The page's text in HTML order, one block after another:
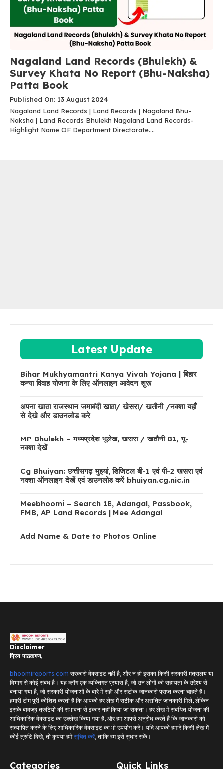
Nagaland Land Records (Bhulekh) &
Survey Khata No Report (Bhu-Naksha)
Patta Book
Published On: 13 August 2024
Nagaland Land Records | Land Records | Nagaland Bhu-
Naksha | Land Records Bhulekh Nagaland Land Records-
Highlight Name OF Department Directorate....
Latest Update
Bihar Mukhyamantri Kanya Vivah Yojana | बिहार
कन्या विवाह योजना के लिए ऑनलाइन आवेदन शुरू
अपना खाता राजस्थान जमाबंदी खाता/ खेसरा/ खतौनी /नक्शा यहाँ
से देखे और डाउनलोड करे
MP Bhulekh – मध्यप्रदेश भूलेख, खसरा / खतौनी B1, भू-
नक्शा देखें
Cg Bhuiyan: छत्तीसगढ़ भुइयां, डिजिटल बी-1 एवं पी-2 खसरा एवं
नक्शा ऑनलाइन देखें एवं डाउनलोड करें bhuiyan.cg.nic.in
Meebhoomi – Search 1B, Adangal, Passbook,
FMB, AP Land Records | Mee Adangal
Add Name & Date to Photos Online
Disclaimer
प्रिय पाठकगण,
bhoomireports.com सरकारी वेबसाइट नहीं है, और न ही इसका किसी सरकारी मंत्रालय या
विभाग से कोई संबंध है। यह ब्लॉग एक व्यक्तिगत प्रयास है, जो उन लोगों की सहायता के उद्देश्य से
बनाया गया है, जो सरकारी योजनाओं के बारे में सही और सटीक जानकारी प्राप्त करना चाहते हैं।
हमारी टीम पूरी कोशिश करती है कि आपको हर लेख में सटीक और अद्यतित जानकारी मिले, लेकिन
इसके बावजूद त्रुटियों की संभावना से इंकार नहीं किया जा सकता। हर लेख में संबंधित योजना की
आधिकारिक वेबसाइट का उल्लेख किया गया है, और हम आपसे अनुरोध करते हैं कि जानकारी को
सत्यापित करने के लिए आधिकारिक वेबसाइट का भी उपयोग करें। यदि आपको हमारे किसी लेख में
कोई त्रुटि दिखे, तो कृपया हमेंसूचित करें, ताकि हम इसे सुधार सकें।
Categories Quick Links